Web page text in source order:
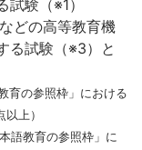
験（※1）
どの高等教育機
る試験（※3）と
育の参照枠」における
上）
語教育の参照枠」に